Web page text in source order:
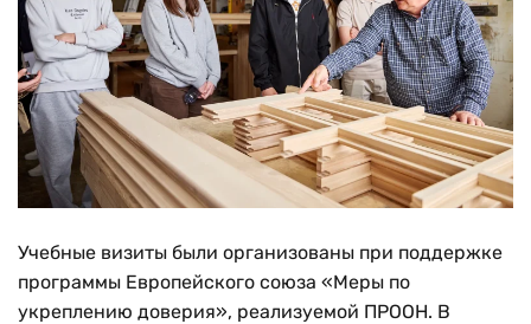
Учебные визиты были организованы при поддержке
программы Европейского союза «Меры по
укреплению доверия», реализуемой ПРООН. В